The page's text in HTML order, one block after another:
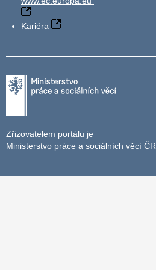
Kariéra
Zřizovatelem portálu je
Ministerstvo práce a sociálních věcí ČR